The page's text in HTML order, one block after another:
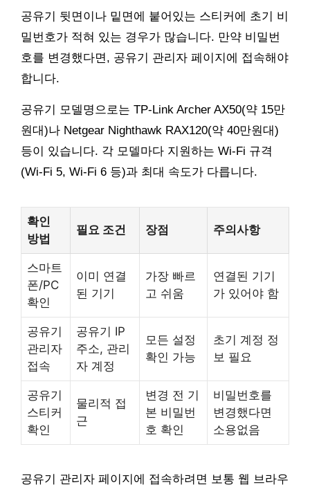
공유기 뒷면이나 밑면에 붙어있는 스티커에 초기 비
밀번호가 적혀 있는 경우가 많습니다. 만약 비밀번
호를 변경했다면, 공유기 관리자 페이지에 접속해야
합니다.
공유기 모델명으로는 TP-Link Archer AX50(약 15만
원대)나 Netgear Nighthawk RAX120(약 40만원대)
등이 있습니다. 각 모델마다 지원하는 Wi-Fi 규격
(Wi-Fi 5, Wi-Fi 6 등)과 최대 속도가 다릅니다.
확인
방법
필요 조건 장점 주의사항
스마트
폰/PC
확인
이미 연결
된 기기
가장 빠르
고 쉬움
연결된 기기
가 있어야 함
공유기
관리자
접속
공유기 IP
주소, 관리
자 계정
모든 설정
확인 가능
초기 계정 정
보 필요
공유기
스티커
확인
물리적 접
근
변경 전 기
본 비밀번
호 확인
비밀번호를
변경했다면
소용없음
공유기 관리자 페이지에 접속하려면 보통 웹 브라우